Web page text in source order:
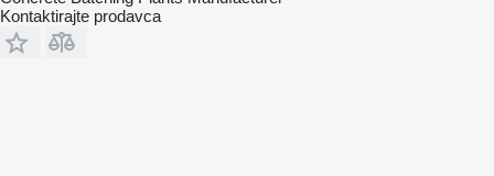
Kontaktirajte prodavca